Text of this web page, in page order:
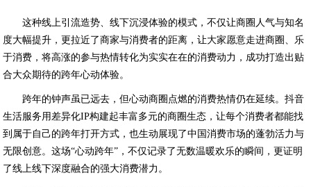
这种线上引流造势、线下沉浸体验的模式，不仅让商圈人气与知名
度大幅提升，更拉近了商家与消费者的距离，让大家愿意走进商圈、乐
于消费，将高涨的参与热情转化为实实在在的消费动力，成功打造出贴
合大众期待的跨年心动体验。
跨年的钟声虽已远去，但心动商圈点燃的消费热情仍在延续。抖音
生活服务用差异化IP构建起丰富多元的商圈生态，让每个消费者都能找
到属于自己的跨年打开方式，也生动展现了中国消费市场的蓬勃活力与
无限创意。这场“心动跨年”，不仅记录了无数温暖欢乐的瞬间，更证明
了线上线下深度融合的强大消费潜力。